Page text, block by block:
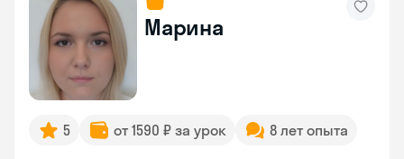
Марина
5 от 1590 ₽ за урок 8 лет опыта